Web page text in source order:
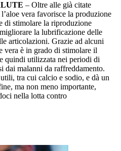
– Oltre alle già citate
vera favorisce la produzione
di stimolare la riproduzione
la lubrificazione delle
articolazioni. Grazie ad alcuni
vera è in grado di stimolare il
quindi utilizzata nei periodi di
dai malanni da raffreddamento.
tra cui calcio e sodio, e dà un
ma non meno importante,
nella lotta contro